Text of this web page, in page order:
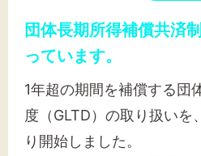
団体長期所得補償共済
っています。
1年超の期間を補償する団
度（GLTD）の取り扱いを
り開始しました。